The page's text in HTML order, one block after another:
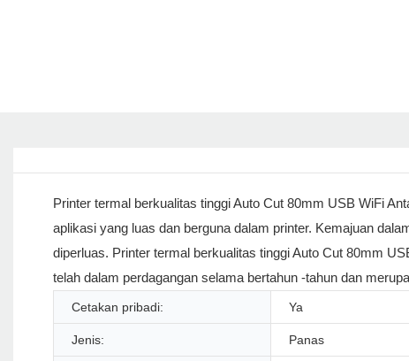
Printer termal berkualitas tinggi Auto Cut 80mm USB WiFi
aplikasi yang luas dan berguna dalam printer. Kemajuan
diperluas. Printer termal berkualitas tinggi Auto Cut 80mm
telah dalam perdagangan selama bertahun -tahun dan
Cetakan pribadi: Ya
Jenis: Panas